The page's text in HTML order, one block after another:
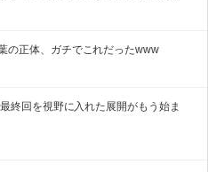
の正体、ガチでこれだったwww
終回を視野に入れた展開がもう始ま